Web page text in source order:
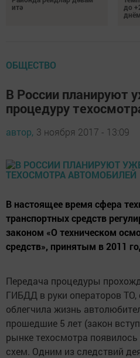
итә
до
днём
ОБЩЕСТВО
В России планируют
процедуру
автор, 3 ноября 2017 - 13:09
В настоящее время сфера
транспортных средств
законом «О техническом
средств», принятым в 2011
Передача процедуры
ГИБДД в руки операторов
облегчила жизнь
прошедшие 5 лет (закон
рынке техосмотра
схем. Одним из следствий